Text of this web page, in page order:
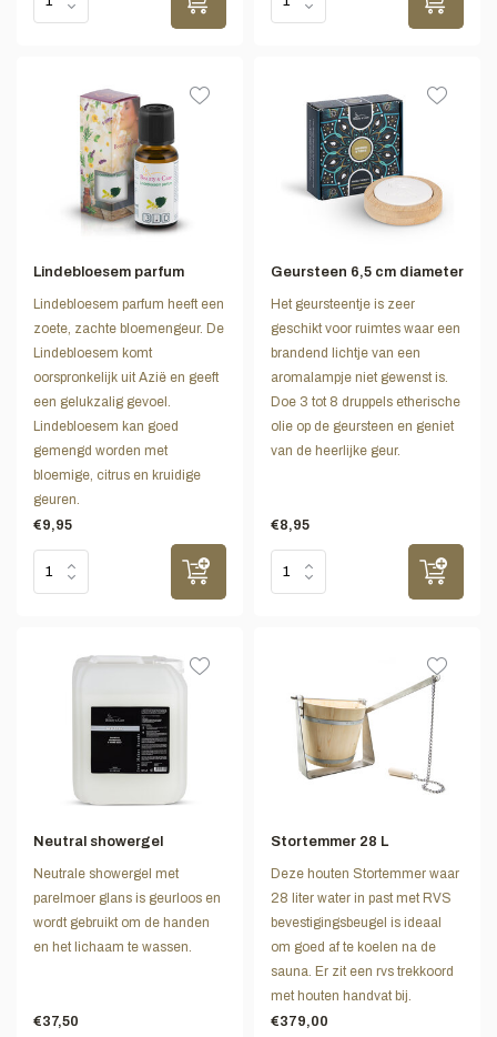
Lindebloesem parfum
Lindebloesem parfum heeft een
zoete, zachte bloemengeur. De
Lindebloesem komt
oorspronkelijk uit Azië en geeft
een gelukzalig gevoel.
Lindebloesem kan goed
gemengd worden met
bloemige, citrus en kruidige
geuren.
€9,95
Geursteen 6,5 cm diameter
Het geursteentje is zeer
geschikt voor ruimtes waar een
brandend lichtje van een
aromalampje niet gewenst is.
Doe 3 tot 8 druppels etherische
olie op de geursteen en geniet
van de heerlijke geur.
€8,95
Neutral showergel
Neutrale showergel met
parelmoer glans is geurloos en
wordt gebruikt om de handen
en het lichaam te wassen.
€37,50
Stortemmer 28 L
Deze houten Stortemmer waar
28 liter water in past met RVS
bevestigingsbeugel is ideaal
om goed af te koelen na de
sauna. Er zit een rvs trekkoord
met houten handvat bij.
€379,00